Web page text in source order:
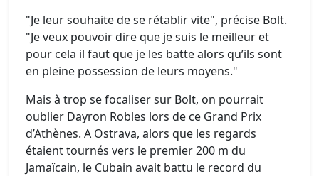
"Je leur souhaite de se rétablir vite", précise Bolt.
"Je veux pouvoir dire que je suis le meilleur et
pour cela il faut que je les batte alors qu’ils sont
en pleine possession de leurs moyens."
Mais à trop se focaliser sur Bolt, on pourrait
oublier Dayron Robles lors de ce Grand Prix
d’Athènes. A Ostrava, alors que les regards
étaient tournés vers le premier 200 m du
Jamaïcain, le Cubain avait battu le record du